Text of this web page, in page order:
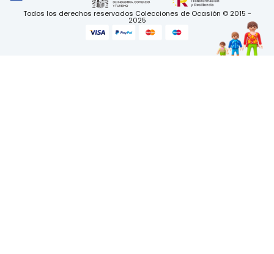
Todos los derechos reservados Colecciones de Ocasión © 2015 -
2025